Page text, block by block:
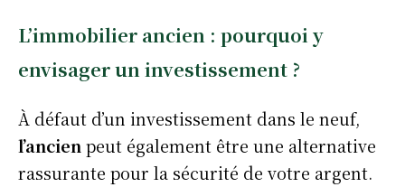
L’immobilier ancien : pourquoi y
envisager un investissement ?
À défaut d’un investissement dans le neuf,
l’ancien peut également être une alternative
rassurante pour la sécurité de votre argent.